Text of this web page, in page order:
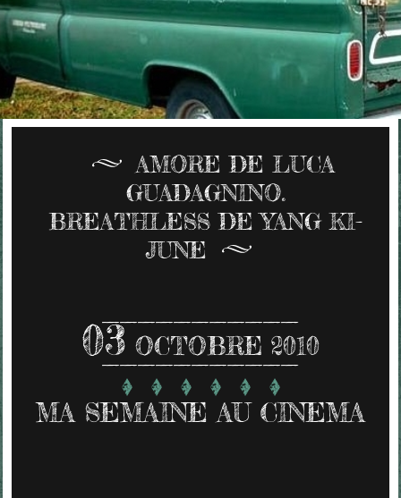
AMORE DE LUCA
GUADAGNINO.
BREATHLESS DE YANG KI-
JUNE
03 OCTOBRE 2010
MA SEMAINE AU CINEMA